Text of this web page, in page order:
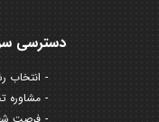
دسترسی
انتخاب
مشاوره